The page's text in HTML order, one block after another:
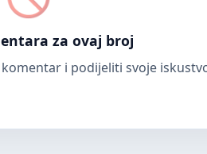
za ovaj broj
i podijeliti svoje